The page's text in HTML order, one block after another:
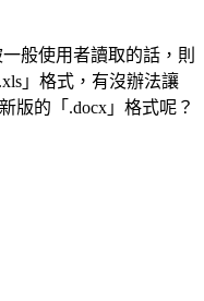
般使用者讀取的話，則
」格式，有沒辦法讓
版的「.docx」格式呢？